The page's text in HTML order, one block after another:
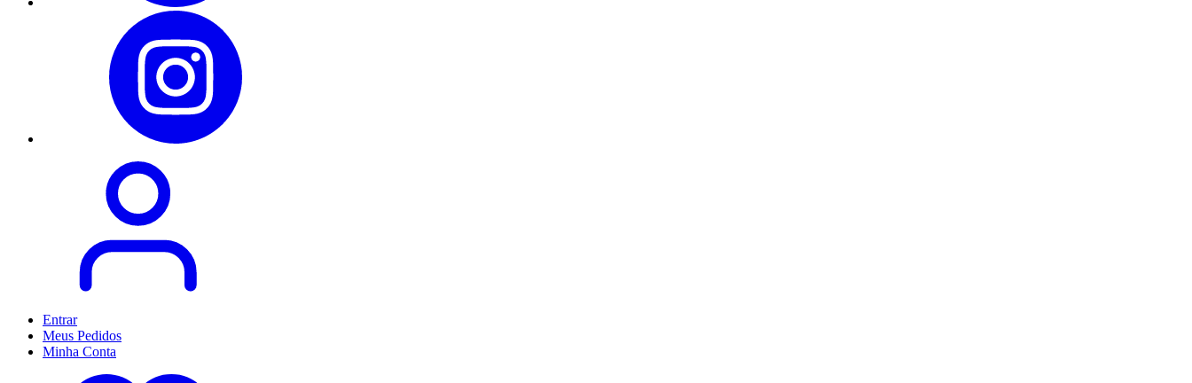
Entrar
Meus Pedidos
Minha Conta